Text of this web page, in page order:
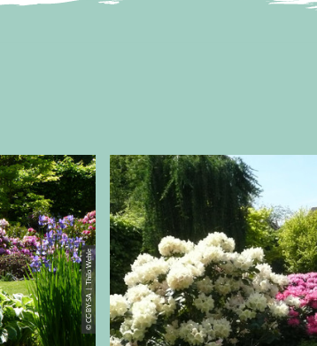
© CC-BY-SA | Thilo Wehle